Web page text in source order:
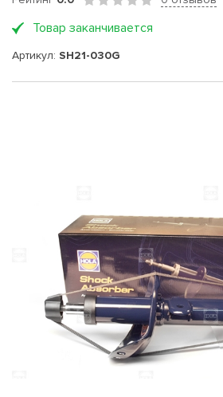
Товар заканчивается
Артикул: SH21-030G